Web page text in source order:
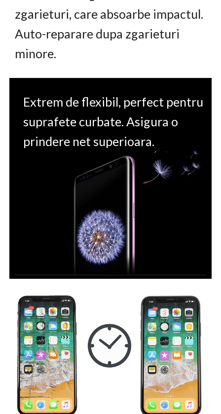
zgarieturi, care absoarbe impactul.
Auto-reparare dupa zgarieturi
minore.
Extrem de flexibil, perfect pentru
suprafete curbate. Asigura o
prindere net superioara.